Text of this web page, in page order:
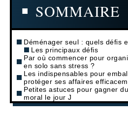
SOMMAIRE
Déménager seul : quels défis
Les principaux défis
Par où commencer pour
en solo sans stress ?
Les indispensables pour
protéger ses affaires
Petites astuces pour gagner
moral le jour J